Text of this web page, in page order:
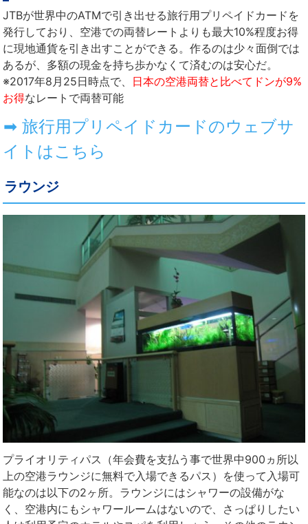
JTBが世界中のATMで引き出せる旅行用プリペイドカードを
発行しており、空港での両替レートよりも最大10%程度お得
に現地通貨を引き出すことができる。作るのは少々面倒では
あるが、多額の現金を持ち歩かなくて済むのは安心だ。
※2017年8月25日時点で、 日本の空港両替と比べてドンが9%
お得なレートで両替可能
➡ 旅行用プリペイドカードのウェブサ
イトはこちら
ラウンジ
プライオリティパス（年会費を支払う事で世界中900ヵ所以
上の空港ラウンジに無料で入場できるパス）を使って入場可
能なのは以下の2ヶ所。ラウンジにはシャワーの設備がな
く、空港内にもシャワールームはないので、さっぱりしたい